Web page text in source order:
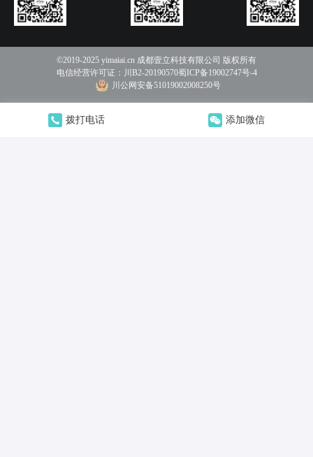
拨打电话 添加微信
©2019-2025 yimaiai.cn 成都壹立科技有限公司 版权所有
电信经营许可证： 川B2-20190570蜀ICP备19002747号-4
川公网安备51019002008250号